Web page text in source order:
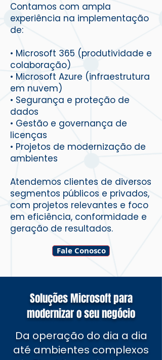
Contamos com ampla
experiência na implementação
de:
• Microsoft 365 (produtividade e
colaboração)
• Microsoft Azure (infraestrutura
em nuvem)
• Segurança e proteção de
dados
• Gestão e governança de
licenças
• Projetos de modernização de
ambientes
Atendemos clientes de diversos
segmentos públicos e privados,
com projetos relevantes e foco
em eficiência, conformidade e
geração de resultados.
Fale Conosco
Soluções Microsoft para
modernizar o seu negócio
Da operação do dia a dia
até ambientes complexos